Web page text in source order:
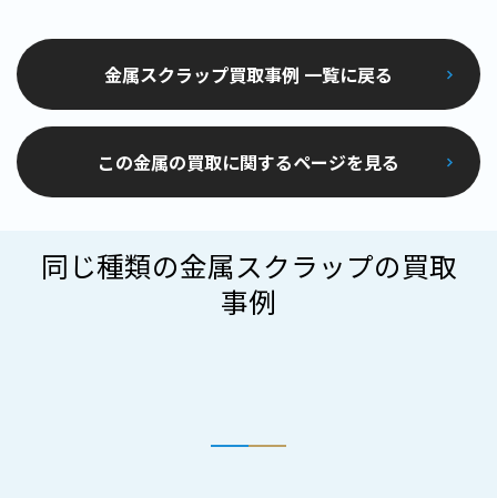
金属スクラップ買取事例 一覧に戻る
この金属の買取に関するページを見る
同じ種類の金属スクラップの買取
事例